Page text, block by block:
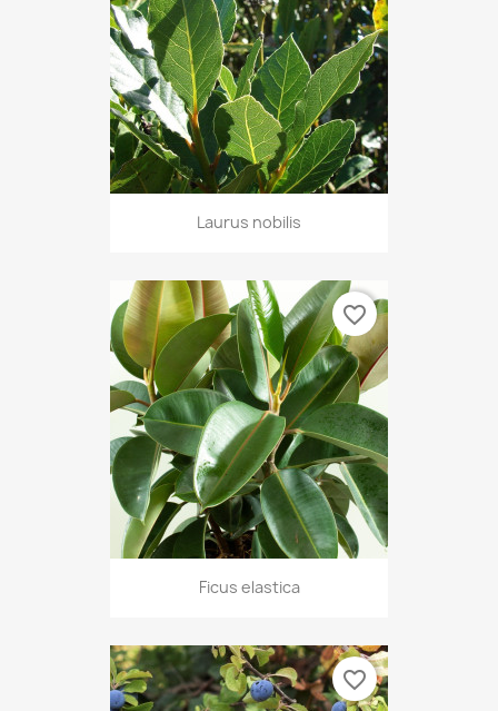
Laurus nobilis
Ficus elastica
favorite_border
favorite_border